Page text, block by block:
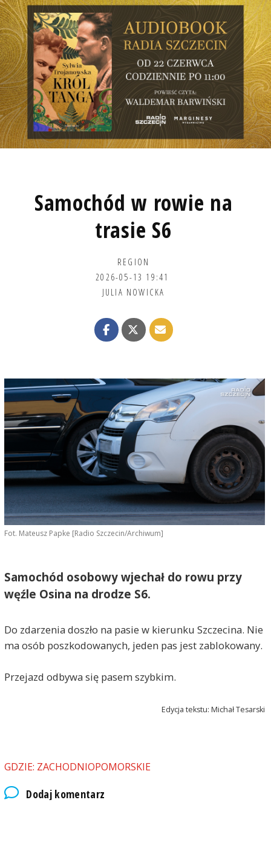
Samochód w rowie na
trasie S6
REGION
2026-05-13 19:41
JULIA NOWICKA
Fot. Mateusz Papke [Radio Szczecin/Archiwum]
Samochód osobowy wjechał do rowu przy
węźle Osina na drodze S6.
Do zdarzenia doszło na pasie w kierunku Szczecina. Nie
ma osób poszkodowanych, jeden pas jest zablokowany.
Przejazd odbywa się pasem szybkim.
Edycja tekstu: Michał Tesarski
GDZIE: ZACHODNIOPOMORSKIE
Dodaj komentarz